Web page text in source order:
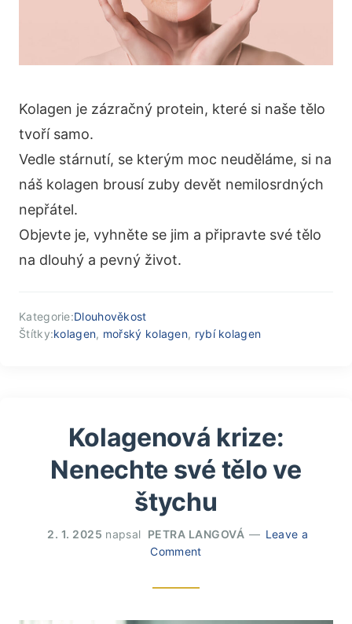
Kolagen je zázračný protein, které si naše tělo
tvoří samo.
Vedle stárnutí, se kterým moc neuděláme, si na
náš kolagen brousí zuby devět nemilosrdných
nepřátel.
Objevte je, vyhněte se jim a připravte své tělo
na dlouhý a pevný život.
Kategorie:Dlouhověkost
Štítky:kolagen, mořský kolagen, rybí kolagen
Kolagenová krize:
Nenechte své tělo ve
štychu
2. 1. 2025 napsal PETRA LANGOVÁ
Leave a
Comment